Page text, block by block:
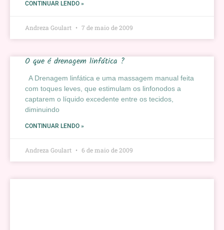
CONTINUAR LENDO »
Andreza Goulart 7 de maio de 2009
O que é drenagem linfática ?
A Drenagem linfática e uma massagem manual feita
com toques leves, que estimulam os linfonodos a
captarem o líquido excedente entre os tecidos,
diminuindo
CONTINUAR LENDO »
Andreza Goulart 6 de maio de 2009